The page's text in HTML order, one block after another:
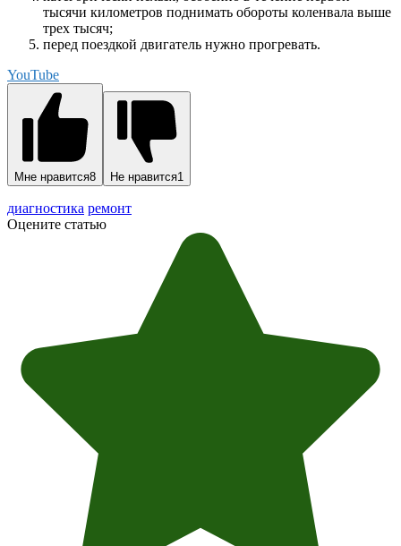
тысячи километров поднимать обороты коленвала выше
трех тысяч;
перед поездкой двигатель нужно прогревать.
YouTube
Мне нравится8 Не нравится1
диагностика ремонт
Оцените статью